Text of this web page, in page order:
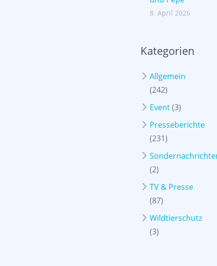
8. April 2026
Kategorien
Allgemein
(242)
Event(3)
Presseberichte
(231)
(2)
TV & Presse
(87)
Wildtierschutz
(3)